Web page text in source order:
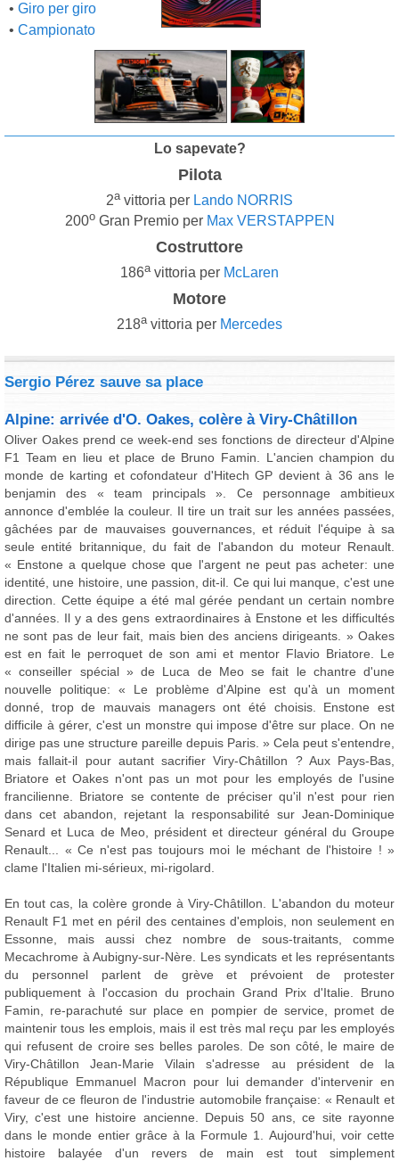
• Giro per giro
• Campionato
Lo sapevate?
Pilota
2avittoria per Lando NORRIS
200oGran Premio per Max VERSTAPPEN
Costruttore
186avittoria per McLaren
Motore
218avittoria per Mercedes
Sergio Pérez sauve sa place
Alpine: arrivée d'O. Oakes, colère à Viry-Châtillon
Oliver Oakes prend ce week-end ses fonctions de directeur d'Alpine
F1 Team en lieu et place de Bruno Famin. L'ancien champion du
monde de karting et cofondateur d'Hitech GP devient à 36 ans le
benjamin des « team principals ». Ce personnage ambitieux
annonce d'emblée la couleur. Il tire un trait sur les années passées,
gâchées par de mauvaises gouvernances, et réduit l'équipe à sa
seule entité britannique, du fait de l'abandon du moteur Renault.
« Enstone a quelque chose que l'argent ne peut pas acheter: une
identité, une histoire, une passion, dit-il. Ce qui lui manque, c'est une
direction. Cette équipe a été mal gérée pendant un certain nombre
d'années. Il y a des gens extraordinaires à Enstone et les difficultés
ne sont pas de leur fait, mais bien des anciens dirigeants. » Oakes
est en fait le perroquet de son ami et mentor Flavio Briatore. Le
« conseiller spécial » de Luca de Meo se fait le chantre d'une
nouvelle politique: « Le problème d'Alpine est qu'à un moment
donné, trop de mauvais managers ont été choisis. Enstone est
difficile à gérer, c'est un monstre qui impose d'être sur place. On ne
dirige pas une structure pareille depuis Paris. » Cela peut s'entendre,
mais fallait-il pour autant sacrifier Viry-Châtillon ? Aux Pays-Bas,
Briatore et Oakes n'ont pas un mot pour les employés de l'usine
francilienne. Briatore se contente de préciser qu'il n'est pour rien
dans cet abandon, rejetant la responsabilité sur Jean-Dominique
Senard et Luca de Meo, président et directeur général du Groupe
Renault... « Ce n'est pas toujours moi le méchant de l'histoire ! »
clame l'Italien mi-sérieux, mi-rigolard.
En tout cas, la colère gronde à Viry-Châtillon. L'abandon du moteur
Renault F1 met en péril des centaines d'emplois, non seulement en
Essonne, mais aussi chez nombre de sous-traitants, comme
Mecachrome à Aubigny-sur-Nère. Les syndicats et les représentants
du personnel parlent de grève et prévoient de protester
publiquement à l'occasion du prochain Grand Prix d'Italie. Bruno
Famin, re-parachuté sur place en pompier de service, promet de
maintenir tous les emplois, mais il est très mal reçu par les employés
qui refusent de croire ses belles paroles. De son côté, le maire de
Viry-Châtillon Jean-Marie Vilain s'adresse au président de la
République Emmanuel Macron pour lui demander d'intervenir en
faveur de ce fleuron de l'industrie automobile française: « Renault et
Viry, c'est une histoire ancienne. Depuis 50 ans, ce site rayonne
dans le monde entier grâce à la Formule 1. Aujourd'hui, voir cette
histoire balayée d'un revers de main est tout simplement